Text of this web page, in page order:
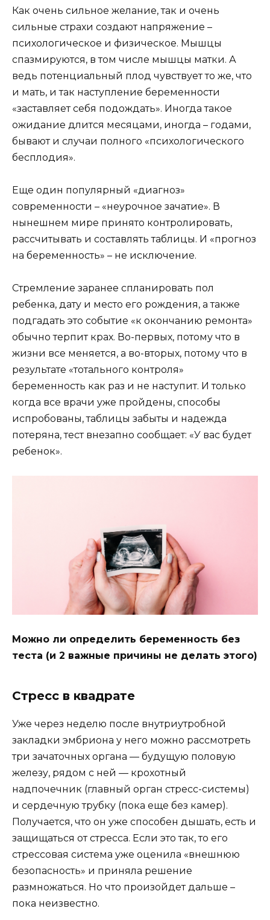
Как очень сильное желание, так и очень
сильные страхи создают напряжение –
психологическое и физическое. Мышцы
спазмируются, в том числе мышцы матки. А
ведь потенциальный плод чувствует то же, что
и мать, и так наступление беременности
«заставляет себя подождать». Иногда такое
ожидание длится месяцами, иногда – годами,
бывают и случаи полного «психологического
бесплодия».
Еще один популярный «диагноз»
современности – «неурочное зачатие». В
нынешнем мире принято контролировать,
рассчитывать и составлять таблицы. И «прогноз
на беременность» – не исключение.
Стремление заранее спланировать пол
ребенка, дату и место его рождения, а также
подгадать это событие «к окончанию ремонта»
обычно терпит крах. Во-первых, потому что в
жизни все меняется, а во-вторых, потому что в
результате «тотального контроля»
беременность как раз и не наступит. И только
когда все врачи уже пройдены, способы
испробованы, таблицы забыты и надежда
потеряна, тест внезапно сообщает: «У вас будет
ребенок».
Можно ли определить беременность без
теста (и 2 важные причины не делать этого)
Стресс в квадрате
Уже через неделю после внутриутробной
закладки эмбриона у него можно рассмотреть
три зачаточных органа — будущую половую
железу, рядом с ней — крохотный
надпочечник (главный орган стресс-системы)
и сердечную трубку (пока еще без камер).
Получается, что он уже способен дышать, есть и
защищаться от стресса. Если это так, то его
стрессовая система уже оценила «внешнюю
безопасность» и приняла решение
размножаться. Но что произойдет дальше –
пока неизвестно.